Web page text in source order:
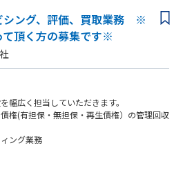
シング、評価、買取業務 ※
頂く方の募集です※
広く担当していただきます。
権(有担保・無担保・再生債権）の管理回収
ング業務
務
ス業務